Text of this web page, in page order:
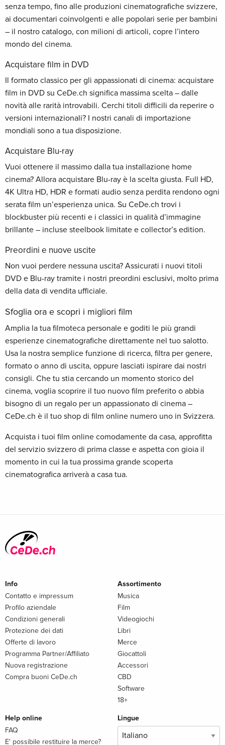
senza tempo, fino alle produzioni cinematografiche svizzere,
ai documentari coinvolgenti e alle popolari serie per bambini
– il nostro catalogo, con milioni di articoli, copre l’intero
mondo del cinema.
Acquistare film in DVD
Il formato classico per gli appassionati di cinema: acquistare
film in DVD su CeDe.ch significa massima scelta – dalle
novità alle rarità introvabili. Cerchi titoli difficili da reperire o
versioni internazionali? I nostri canali di importazione
mondiali sono a tua disposizione.
Acquistare Blu-ray
Vuoi ottenere il massimo dalla tua installazione home
cinema? Allora acquistare Blu-ray è la scelta giusta. Full HD,
4K Ultra HD, HDR e formati audio senza perdita rendono ogni
serata film un’esperienza unica. Su CeDe.ch trovi i
blockbuster più recenti e i classici in qualità d’immagine
brillante – incluse steelbook limitate e collector’s edition.
Preordini e nuove uscite
Non vuoi perdere nessuna uscita? Assicurati i nuovi titoli
DVD e Blu-ray tramite i nostri preordini esclusivi, molto prima
della data di vendita ufficiale.
Sfoglia ora e scopri i migliori film
Amplia la tua filmoteca personale e goditi le più grandi
esperienze cinematografiche direttamente nel tuo salotto.
Usa la nostra semplice funzione di ricerca, filtra per genere,
formato o anno di uscita, oppure lasciati ispirare dai nostri
consigli. Che tu stia cercando un momento storico del
cinema, voglia scoprire il tuo nuovo film preferito o abbia
bisogno di un regalo per un appassionato di cinema –
CeDe.ch è il tuo shop di film online numero uno in Svizzera.
Acquista i tuoi film online comodamente da casa, approfitta
del servizio svizzero di prima classe e aspetta con gioia il
momento in cui la tua prossima grande scoperta
cinematografica arriverà a casa tua.
Info
Contatto e impressum
Profilo aziendale
Condizioni generali
Protezione dei dati
Offerte di lavoro
Programma Partner/Affiliato
Nuova registrazione
Compra buoni CeDe.ch
Assortimento
Musica
Film
Videogiochi
Libri
Merce
Giocattoli
Accessori
CBD
Software
18+
Help online
FAQ
E' possibile restituire la merce?
Lingue